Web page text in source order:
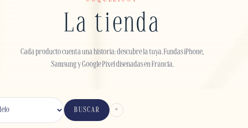
La tienda
Cada producto cuenta una historia: descubre la tuya. Fundas iPhone,
Samsung y Google Pixel diseñadas en Francia.
BUSCAR ×